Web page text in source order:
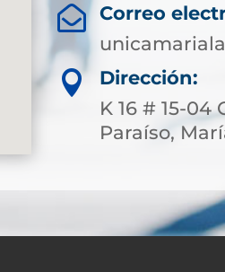

Correo

Dirección:
K 16 # 15-
Paraíso,